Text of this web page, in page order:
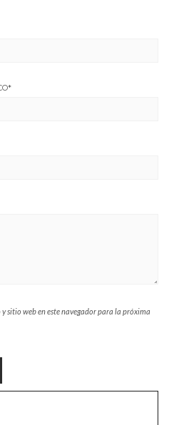
*
sitio web en este navegador para la próxima